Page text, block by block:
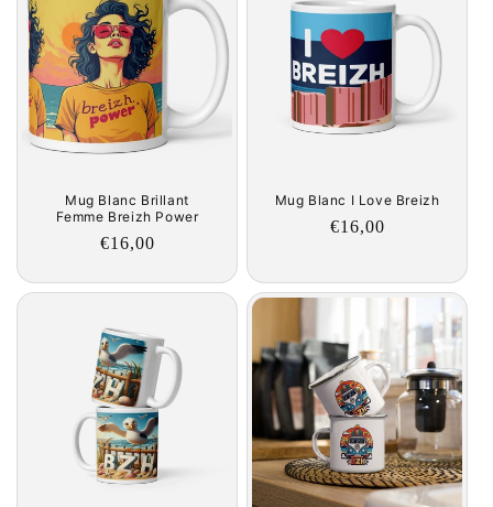
Mug Blanc Brillant
Femme Breizh Power
Regular
€16,00
Mug Blanc I Love Breizh
Regular
€16,00